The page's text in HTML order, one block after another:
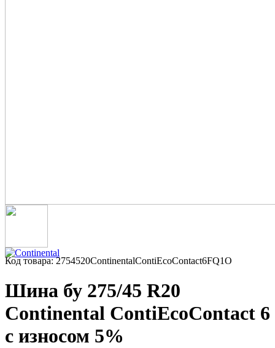
Код товара: 2754520ContinentalContiEcoContact6FQ1O
Шина бу 275/45 R20
Continental ContiEcoContact 6
с износом 5%